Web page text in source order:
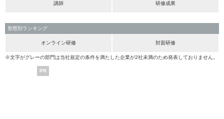
講師 研修成果
形態別ランキング
オンライン研修 対面研修
※文字がグレーの部門は当社規定の条件を満たした企業が2社未満のため発表しておりません。
PR